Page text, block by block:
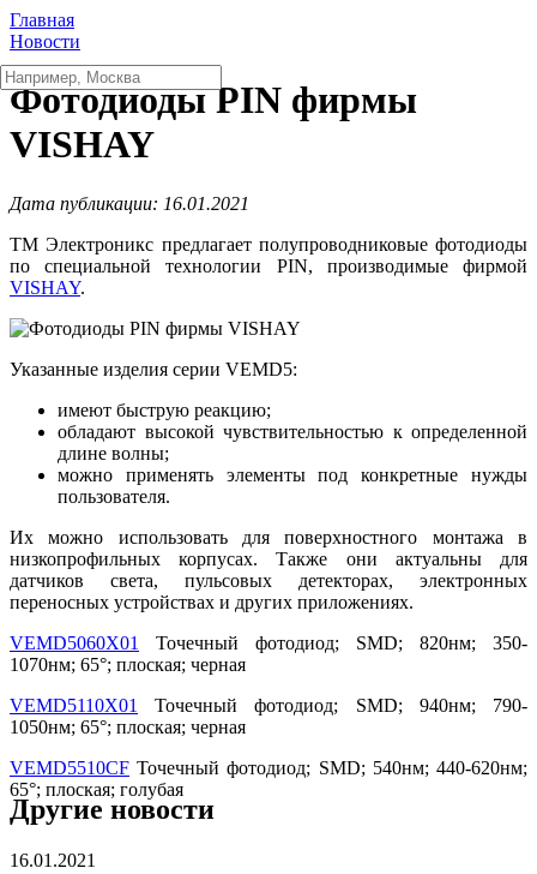
Главная
Новости
Фотодиоды PIN фирмы
VISHAY
Дата публикации: 16.01.2021
ТМ Электроникс предлагает полупроводниковые фотодиоды
по специальной технологии PIN, производимые фирмой
VISHAY.
Указанные изделия серии VEMD5:
имеют быструю реакцию;
обладают высокой чувствительностью к определенной
длине волны;
можно применять элементы под конкретные нужды
пользователя.
Их можно использовать для поверхностного монтажа в
низкопрофильных корпусах. Также они актуальны для
датчиков света, пульсовых детекторах, электронных
переносных устройствах и других приложениях.
VEMD5060X01
Точечный фотодиод; SMD; 820нм; 350-
1070нм; 65°; плоская; черная
VEMD5110X01
Точечный фотодиод; SMD; 940нм; 790-
1050нм; 65°; плоская; черная
VEMD5510CF Точечный фотодиод; SMD; 540нм; 440-620нм;
65°; плоская; голубая
Другие новости
16.01.2021